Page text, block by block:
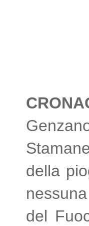
della
del